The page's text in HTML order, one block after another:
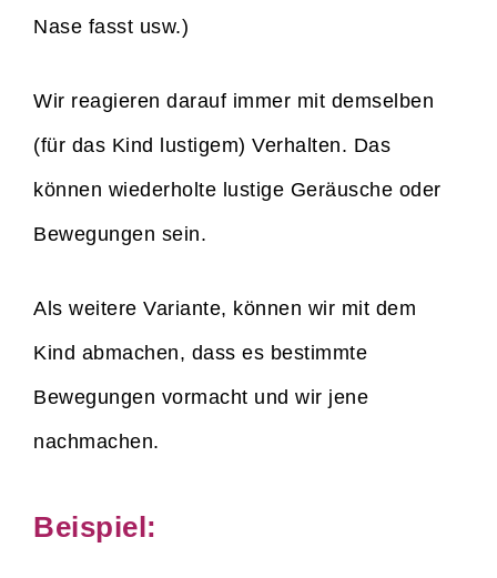
Nase fasst usw.)
Wir reagieren darauf immer mit demselben
(für das Kind lustigem) Verhalten. Das
können wiederholte lustige Geräusche oder
Bewegungen sein.
Als weitere Variante, können wir mit dem
Kind abmachen, dass es bestimmte
Bewegungen vormacht und wir jene
nachmachen.
Beispiel: